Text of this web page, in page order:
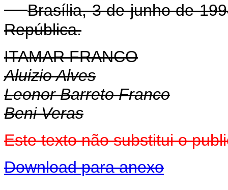
Brasília, 3 de junho de
República.
ITAMAR FRANCO
Aluizio Alves
Leonor Barreto Franco
Beni Veras
Este texto não substitui o
Download para anexo